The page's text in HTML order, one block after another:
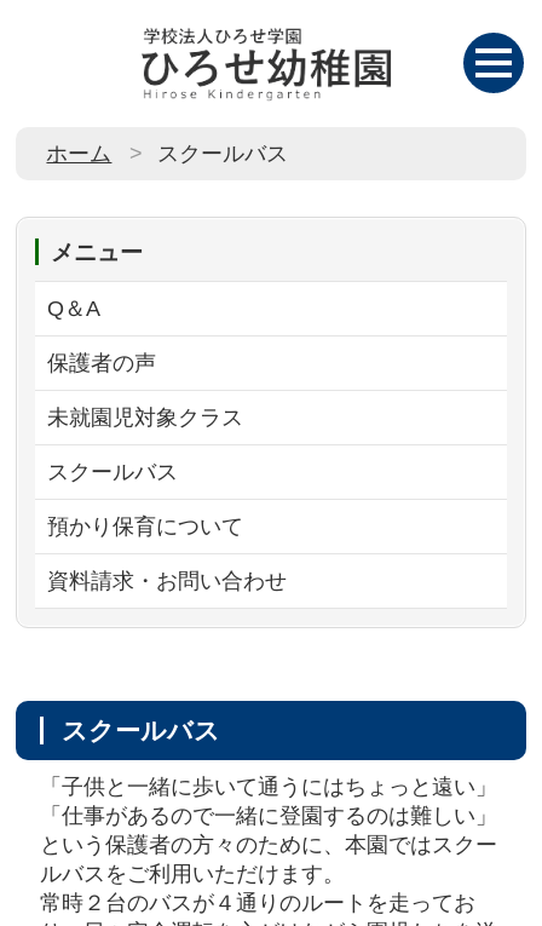
ホーム スクールバス
メニュー
Q＆A
保護者の声
未就園児対象クラス
スクールバス
預かり保育について
資料請求・お問い合わせ
スクールバス
「子供と一緒に歩いて通うにはちょっと遠い」
「仕事があるので一緒に登園するのは難しい」
という保護者の方々のために、本園ではスクー
ルバスをご利用いただけます。
常時２台のバスが４通りのルートを走ってお